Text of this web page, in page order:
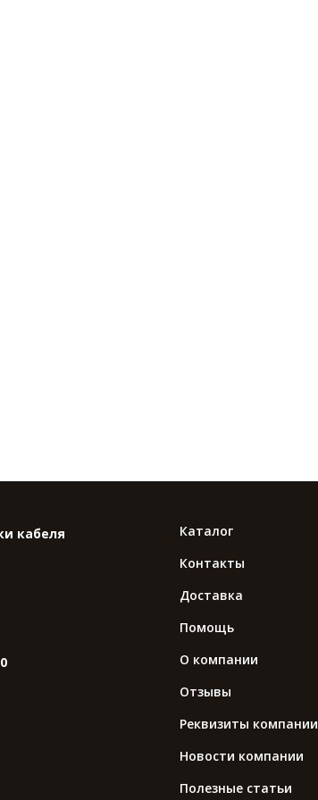
кабеля
Каталог
Контакты
Доставка
Помощь
О компании
Отзывы
Реквизиты компании
Новости компании
Полезные статьи